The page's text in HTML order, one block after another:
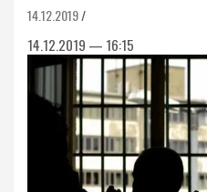
14.12.2019
14.12.2019 — 16:15